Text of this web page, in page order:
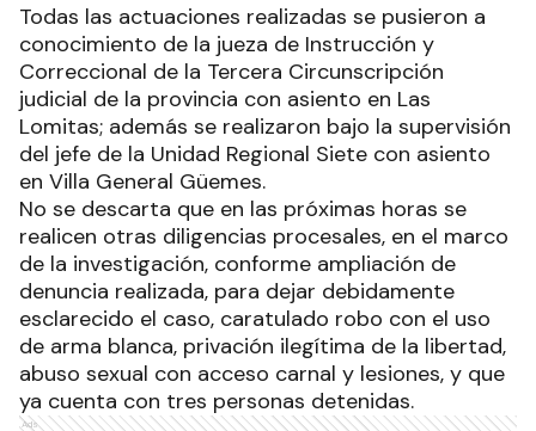
Todas las actuaciones realizadas se pusieron a
conocimiento de la jueza de Instrucción y
Correccional de la Tercera Circunscripción
judicial de la provincia con asiento en Las
Lomitas; además se realizaron bajo la supervisión
del jefe de la Unidad Regional Siete con asiento
en Villa General Güemes.
No se descarta que en las próximas horas se
realicen otras diligencias procesales, en el marco
de la investigación, conforme ampliación de
denuncia realizada, para dejar debidamente
esclarecido el caso, caratulado robo con el uso
de arma blanca, privación ilegítima de la libertad,
abuso sexual con acceso carnal y lesiones, y que
ya cuenta con tres personas detenidas.
Ads